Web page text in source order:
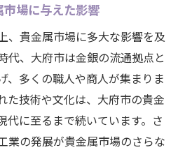
測するための貴金属知識
新トレンド分析
な貴金属知識
とその市場への影響
通すための情報収集
動メカニズムを理解する
場に与えた影響
、貴金属市場に多大な影響を及
代、大府市は金銀の流通拠点と
、多くの職人や商人が集まりま
た技術や文化は、大府市の貴金
代に至るまで続いています。さ
業の発展が貴金属市場のさらな